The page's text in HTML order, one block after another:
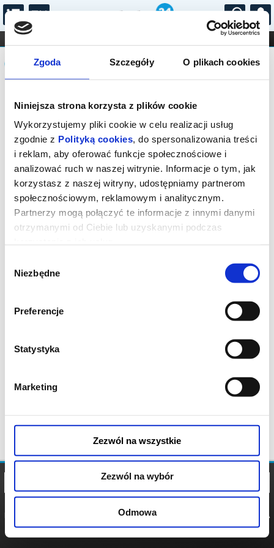
Zgoda Szczegóły O plikach cookies
Niniejsza strona korzysta z plików cookie
Wykorzystujemy pliki cookie w celu realizacji usług
zgodnie z Polityką cookies, do spersonalizowania treści
i reklam, aby oferować funkcje społecznościowe i
analizować ruch w naszej witrynie. Informacje o tym, jak
korzystasz z naszej witryny, udostępniamy partnerom
społecznościowym, reklamowym i analitycznym.
Partnerzy mogą połączyć te informacje z innymi danymi
otrzymanymi od Ciebie lub uzyskanymi podczas
zgody
Niezbędne
Preferencje
Statystyka
Marketing
Zezwól na wszystkie
Zezwól na wybór
Odmowa
...
FILHARMONIA OPERA I BALET
STAND-UP
DLA DZIECI
Komunikat
Sprzedaż on-line została zakończona,
sprawdź dostępność biletów w kasie.
POLITYKA
POLITYKA